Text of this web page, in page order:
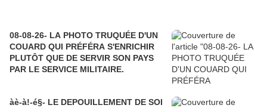
08-08-26- LA PHOTO TRUQUÉE D'UN
COUARD QUI PRÉFÉRA S'ENRICHIR
PLUTÔT QUE DE SERVIR SON PAYS
PAR LE SERVICE MILITAIRE.
àè-à!-é§- LE DEPOUILLEMENT DE SOI